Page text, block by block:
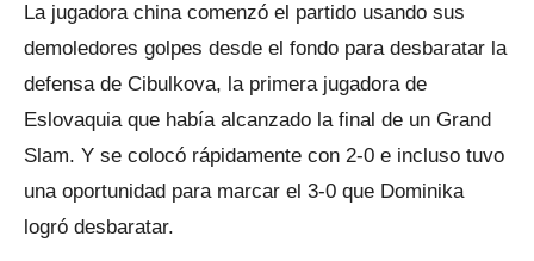
La jugadora china comenzó el partido usando sus
demoledores golpes desde el fondo para desbaratar la
defensa de Cibulkova, la primera jugadora de
Eslovaquia que había alcanzado la final de un Grand
Slam. Y se colocó rápidamente con 2-0 e incluso tuvo
una oportunidad para marcar el 3-0 que Dominika
logró desbaratar.